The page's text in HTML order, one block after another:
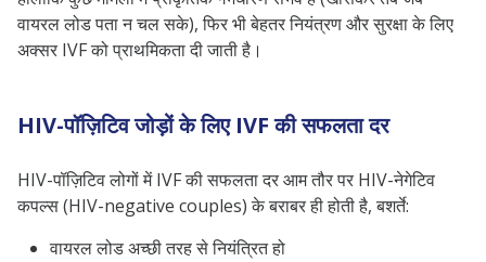
वायरल लोड पता न चल सके), फिर भी बेहतर नियंत्रण और सुरक्षा के लिए
अक्सर IVF को प्राथमिकता दी जाती है।
HIV-पॉज़िटिव जोड़ों के लिए IVF की सफलता दर
HIV-पॉज़िटिव लोगों में IVF की सफलता दर आम तौर पर HIV-नेगेटिव
कपल्स (HIV-negative couples) के बराबर ही होती है, बशर्ते:
वायरल लोड अच्छी तरह से नियंत्रित हो